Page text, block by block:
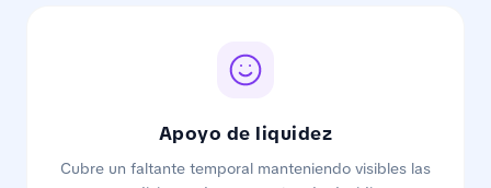
Apoyo de liquidez
Cubre un faltante temporal manteniendo visibles las